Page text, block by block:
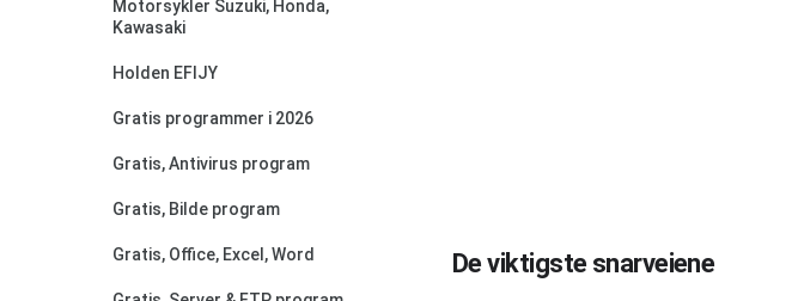
Motorsykler Suzuki, Honda,
Kawasaki
Holden EFIJY
Gratis programmer i 2026
Gratis, Antivirus program
Gratis, Bilde program
Gratis, Office, Excel, Word De viktigste snarveiene